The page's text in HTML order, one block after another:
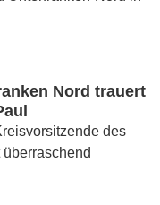
Nord trauert
des